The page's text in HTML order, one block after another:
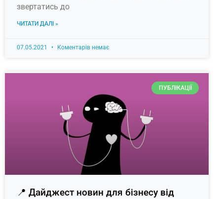
звертатись до
ЧИТАТИ ДАЛІ »
07.05.2021 Коментарів немає
ПУБЛІКАЦІЇ
📍 Дайджест новин для бізнесу від